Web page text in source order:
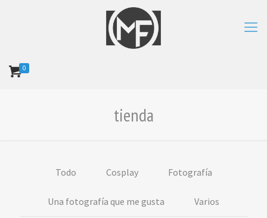
0
tienda
Todo Cosplay Fotografía
Una fotografía que me gusta Varios